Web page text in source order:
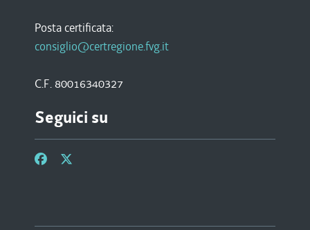
Posta certificata:
consiglio@certregione.fvg.it
C.F. 80016340327
Seguici su